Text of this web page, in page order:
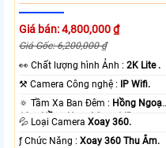
Giá bán: 4,800,000 ₫
Giá Gốc: 6,200,000 ₫
️👀 Chất lượng hình Ảnh :2K Lite .
⚒ Camera Công nghệ :
IP Wifi.
🔅 Tầm Xa Ban Đêm : Hồng Ngoại
10m Hồng Ngoại Smart IR.
💦 Loại CameraXoay 360.
️ƒ Chức Năng :Xoay 360 Thu Âm.